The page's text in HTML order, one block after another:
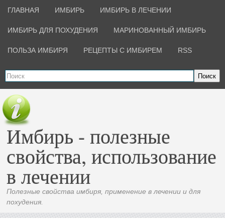
ГЛАВНАЯ ИМБИРЬ ИМБИРЬ В ЛЕЧЕНИИ
ИМБИРЬ ДЛЯ ПОХУДЕНИЯ МАРИНОВАННЫЙ ИМБИРЬ
ПОЛЬЗА ИМБИРЯ РЕЦЕПТЫ С ИМБИРЕМ RSS
Поиск
Имбирь - полезные
свойства, использование
в лечении
Полезные свойства имбиря, применение в лечении и для
похудения.